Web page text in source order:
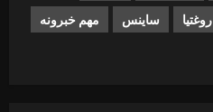
روغتیا ساینس مهم خبرونه